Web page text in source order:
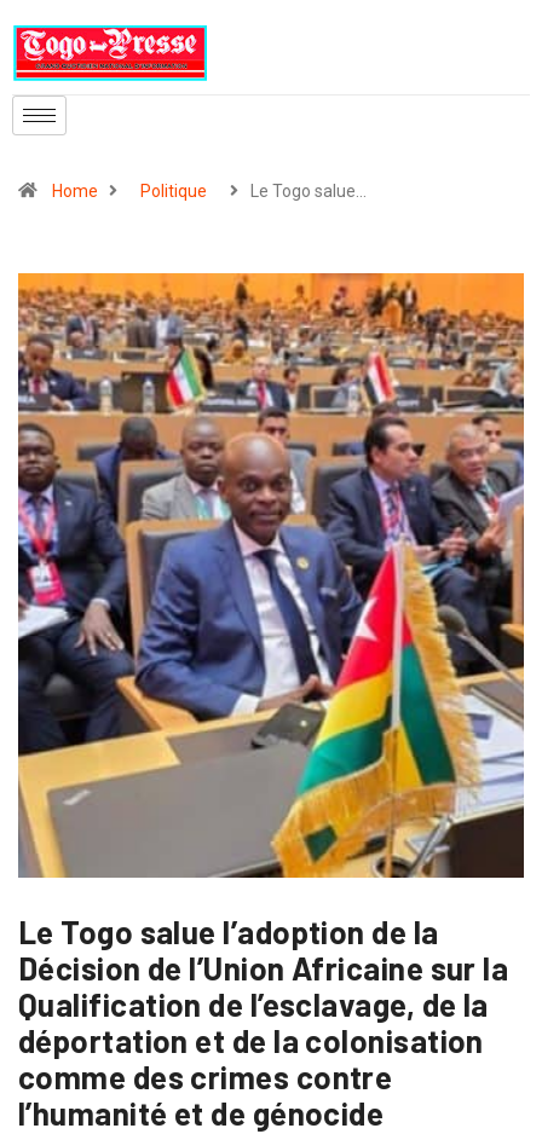
Home Politique Le Togo salue…
Le Togo salue l’adoption de la
Décision de l’Union Africaine sur la
Qualification de l’esclavage, de la
déportation et de la colonisation
comme des crimes contre
l’humanité et de génocide